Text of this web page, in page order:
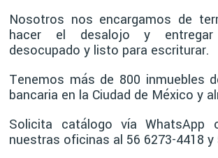
Nosotros nos encargamos de
hacer el desalojo y
desocupado y listo para escriturar.
Tenemos más de 800 inmuebles
bancaria en la Ciudad de México y
Solicita catálogo vía
nuestras oficinas al 56 6273-4418 y